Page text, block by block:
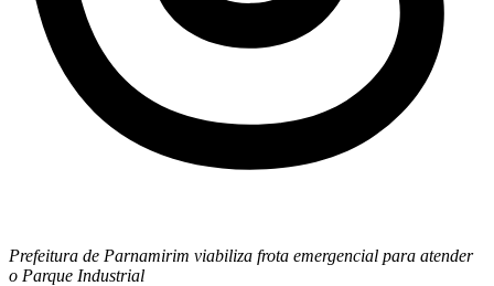
Prefeitura de Parnamirim viabiliza frota emergencial para atender
o Parque Industrial